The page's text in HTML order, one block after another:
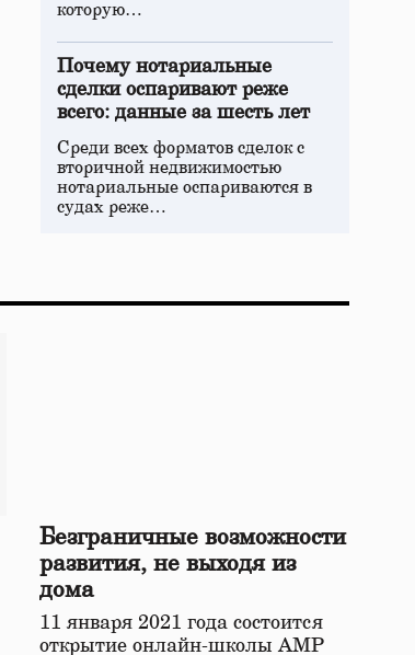
которую…
Почему нотариальные
сделки оспаривают реже
всего: данные за шесть лет
Среди всех форматов сделок с
вторичной недвижимостью
нотариальные оспариваются в
судах реже…
Безграничные возможности
развития, не выходя из
дома
11 января 2021 года состоится
открытие онлайн-школы АМР